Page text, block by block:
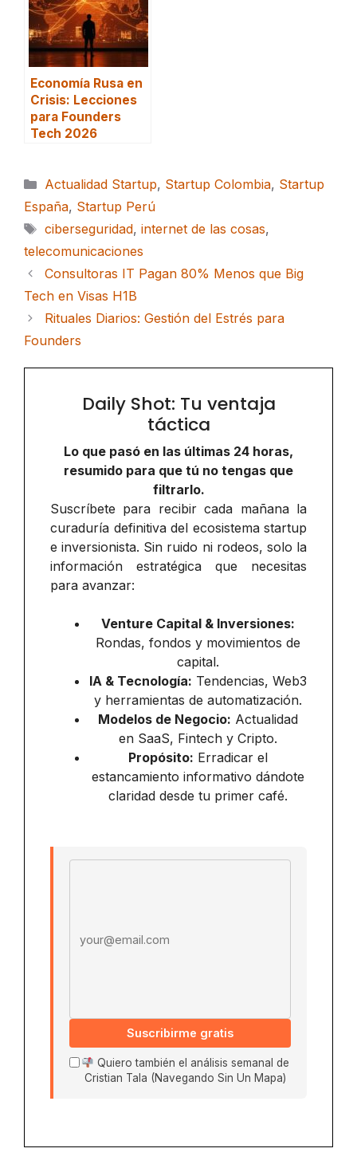
Economía Rusa en
Crisis: Lecciones
para Founders
Tech 2026
Categorías
Actualidad Startup, Startup Colombia, Startup
España, Startup Perú
Etiquetas
ciberseguridad, internet de las cosas,
telecomunicaciones
Consultoras IT Pagan 80% Menos que Big
Tech en Visas H1B
Rituales Diarios: Gestión del Estrés para
Founders
Daily Shot: Tu ventaja
táctica
Lo que pasó en las últimas 24 horas,
resumido para que tú no tengas que
filtrarlo.
Suscríbete para recibir cada mañana la
curaduría definitiva del ecosistema startup
e inversionista. Sin ruido ni rodeos, solo la
información estratégica que necesitas
para avanzar:
Venture Capital & Inversiones:
Rondas, fondos y movimientos de
capital.
IA & Tecnología: Tendencias, Web3
y herramientas de automatización.
Modelos de Negocio: Actualidad
en SaaS, Fintech y Cripto.
Propósito: Erradicar el
estancamiento informativo dándote
claridad desde tu primer café.
Suscribirme gratis
Quiero también el análisis semanal de
Cristian Tala (Navegando Sin Un Mapa)